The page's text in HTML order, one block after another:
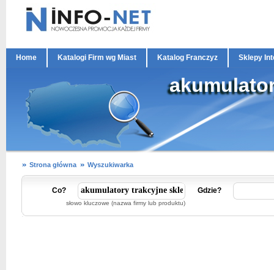
Home Katalogi Firm wg Miast Katalog Franczyz Sklepy
Strona główna Wyszukiwarka
Co?
słowo kluczowe (nazwa firmy lub produktu)
Gdzie?